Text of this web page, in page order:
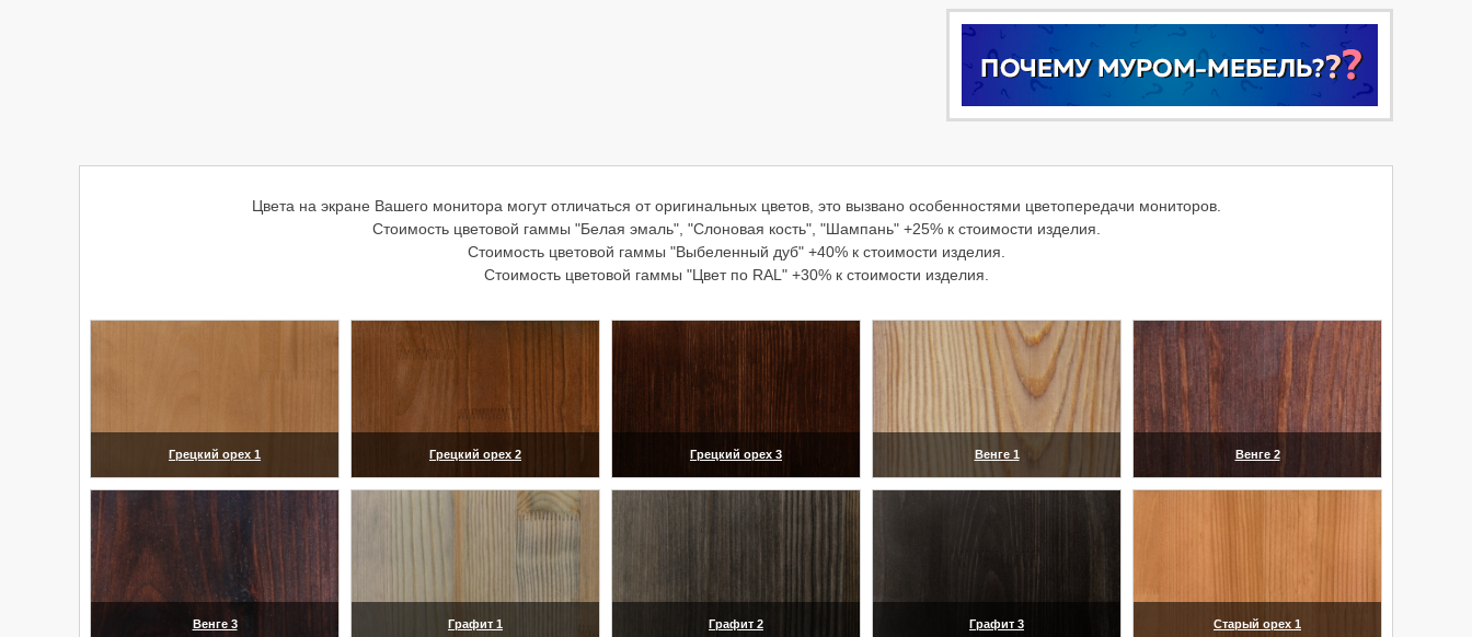
Цвета на экране Вашего монитора могут отличаться от оригинальных цветов, это вызвано особенностями цветопередачи мониторов.
Стоимость цветовой гаммы "Белая эмаль", "Слоновая кость", "Шампань" +25% к стоимости изделия.
Стоимость цветовой гаммы "Выбеленный дуб" +40% к стоимости изделия.
Стоимость цветовой гаммы "Цвет по RAL" +30% к стоимости изделия.
Грецкий орех 1 Грецкий орех 2 Грецкий орех 3 Венге 1 Венге 2
Венге 3 Графит 1 Графит 2 Графит 3 Старый орех 1